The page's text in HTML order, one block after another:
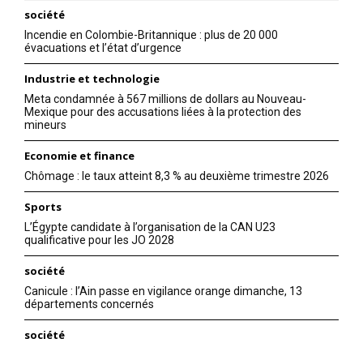
société
Incendie en Colombie-Britannique : plus de 20 000
évacuations et l’état d’urgence
Industrie et technologie
Meta condamnée à 567 millions de dollars au Nouveau-
Mexique pour des accusations liées à la protection des
mineurs
Economie et finance
Chômage : le taux atteint 8,3 % au deuxième trimestre 2026
Sports
L’Égypte candidate à l’organisation de la CAN U23
qualificative pour les JO 2028
société
Canicule : l’Ain passe en vigilance orange dimanche, 13
départements concernés
société